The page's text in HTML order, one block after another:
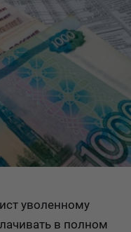
уволенному
в полном